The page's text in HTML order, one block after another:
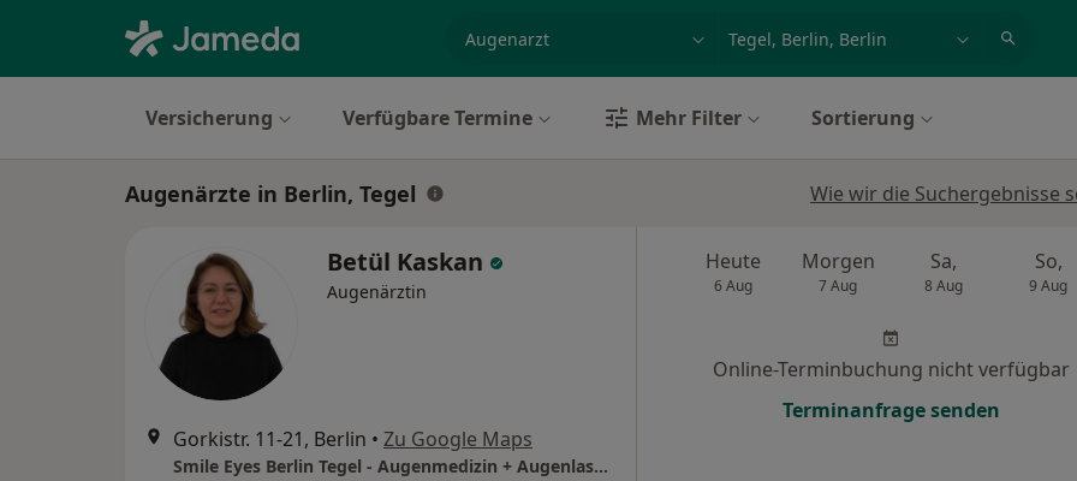
Versicherung Verfügbare Termine Mehr Filter Sortierung
Augenärzte in Berlin, Tegel Wie wir die Suchergebnisse
Betül Kaskan
Augenärztin
Gorkistr. 11-21, Berlin • Zu Google Maps
Smile Eyes Berlin Tegel - Augenmedizin + Augenlasern Berlin
Heute
6 Aug
Morgen
7 Aug
Sa,
8 Aug
So,
9 Aug
Online-Terminbuchung nicht verfügbar
Terminanfrage senden